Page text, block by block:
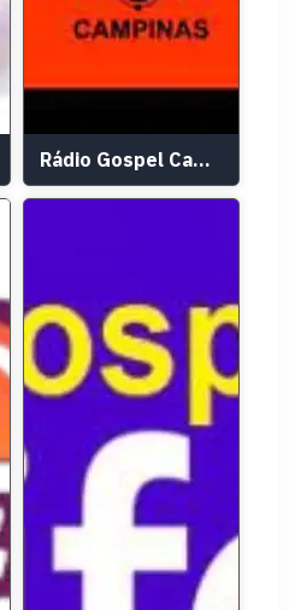
Rádio Gospel Campinas